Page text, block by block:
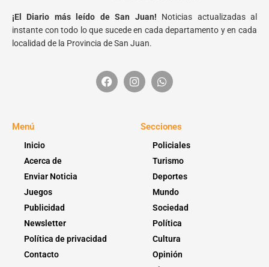
¡El Diario más leído de San Juan! Noticias actualizadas al
instante con todo lo que sucede en cada departamento y en cada
localidad de la Provincia de San Juan.
Menú
Inicio
Acerca de
Enviar Noticia
Juegos
Publicidad
Newsletter
Política de privacidad
Contacto
Secciones
Policiales
Turismo
Deportes
Mundo
Sociedad
Política
Cultura
Opinión